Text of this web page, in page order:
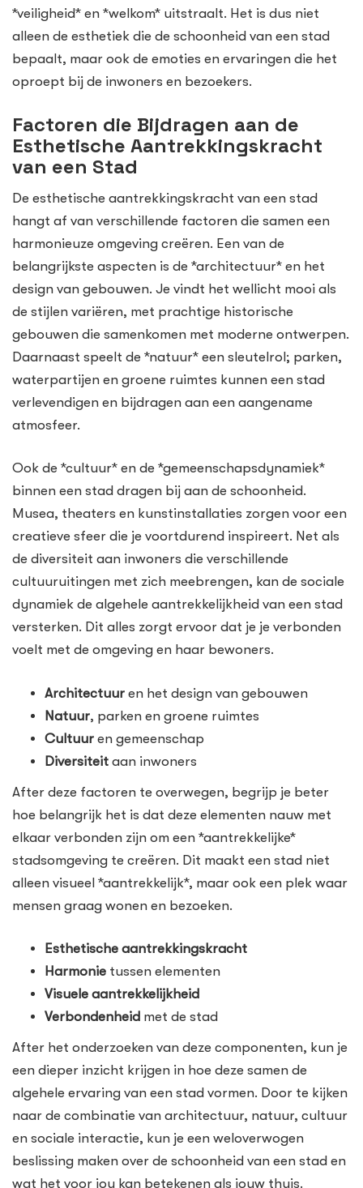
*veiligheid* en *welkom* uitstraalt. Het is dus niet
alleen de esthetiek die de schoonheid van een stad
bepaalt, maar ook de emoties en ervaringen die het
oproept bij de inwoners en bezoekers.
Factoren die Bijdragen aan de
Esthetische Aantrekkingskracht
van een Stad
De esthetische aantrekkingskracht van een stad
hangt af van verschillende factoren die samen een
harmonieuze omgeving creëren. Een van de
belangrijkste aspecten is de *architectuur* en het
design van gebouwen. Je vindt het wellicht mooi als
de stijlen variëren, met prachtige historische
gebouwen die samenkomen met moderne ontwerpen.
Daarnaast speelt de *natuur* een sleutelrol; parken,
waterpartijen en groene ruimtes kunnen een stad
verlevendigen en bijdragen aan een aangename
atmosfeer.
Ook de *cultuur* en de *gemeenschapsdynamiek*
binnen een stad dragen bij aan de schoonheid.
Musea, theaters en kunstinstallaties zorgen voor een
creatieve sfeer die je voortdurend inspireert. Net als
de diversiteit aan inwoners die verschillende
cultuuruitingen met zich meebrengen, kan de sociale
dynamiek de algehele aantrekkelijkheid van een stad
versterken. Dit alles zorgt ervoor dat je je verbonden
voelt met de omgeving en haar bewoners.
Architectuur en het design van gebouwen
Natuur, parken en groene ruimtes
Cultuur en gemeenschap
Diversiteit aan inwoners
After deze factoren te overwegen, begrijp je beter
hoe belangrijk het is dat deze elementen nauw met
elkaar verbonden zijn om een *aantrekkelijke*
stadsomgeving te creëren. Dit maakt een stad niet
alleen visueel *aantrekkelijk*, maar ook een plek waar
mensen graag wonen en bezoeken.
Esthetische aantrekkingskracht
Harmonie tussen elementen
Visuele aantrekkelijkheid
Verbondenheid met de stad
After het onderzoeken van deze componenten, kun je
een dieper inzicht krijgen in hoe deze samen de
algehele ervaring van een stad vormen. Door te kijken
naar de combinatie van architectuur, natuur, cultuur
en sociale interactie, kun je een weloverwogen
beslissing maken over de schoonheid van een stad en
wat het voor jou kan betekenen als jouw thuis.